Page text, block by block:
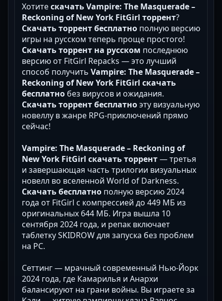
Хотитескачать Vampire: The Masquerade –
Reckoning of New York FitGirl торрент?
Скачать торрент бесплатно полную версию
игры на русском теперь проще простого!
Скачать торрент на русском последнюю
версию от FitGirl Repacks — это лучший
способ получить Vampire: The Masquerade –
Reckoning of New York FitGirl скачать
бесплатно без вирусов и ожидания.
Скачать торрент бесплатноэту визуальную
новеллу в жанре RPG-приключений прямо
сейчас!
Vampire: The Masquerade – Reckoning of
New York FitGirl скачать торрент— третья
и завершающая часть трилогии визуальных
новелл во вселенной World of Darkness.
Скачать бесплатно полную версию 2024
года от FitGirl с компрессией до 449 МБ из
оригинальных 644 МБ. Игра вышла 10
сентября 2024 года, и репак включает
таблетку SKIDROW для запуска без проблем
на PC.
Сеттинг — мрачный современный Нью-Йорк
2024 года, где Камарилья и Анархи
балансируют на грани войны. Вы играете за